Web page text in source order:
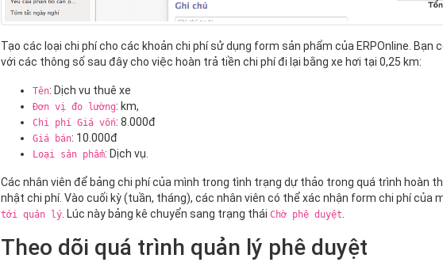
Tạo các loại chi phí cho các khoản chi phí sử dụng form sản phẩm của ERPOnline. Bạn
với các thông số sau đây cho việc hoàn trả tiền chi phí đi lại bằng xe hơi tại 0,25 km:
Tên: Dịch vu thuê xe
Đơn vị đo lường: km,
Chi phí Giá vốn: 8.000đ
Giá bán: 10.000đ
Loại sản phẩm: Dịch vụ.
Các nhân viên để bảng chi phí của mình trong tình trạng dự thảo trong quá trình hoàn
nhật chi phí. Vào cuối kỳ (tuần, tháng), các nhân viên có thể xác nhận form chi phí của
tới quản lý . Lúc này bảng kê chuyển sang trạng thái Chờ phê duyệt
Theo dõi quá trình quản lý phê duyệt